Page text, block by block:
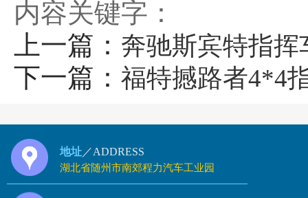
内容关键字：
上一篇： 奔驰斯宾特指挥
下一篇： 福特撼路者4*4
地址 ／ADDRESS
湖北省随州市南郊程力汽车工业园